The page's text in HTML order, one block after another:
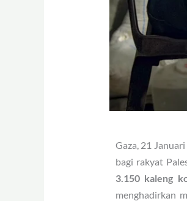
Gaza, 21
bagi rakyat
3.150 kaleng
menghadirkan